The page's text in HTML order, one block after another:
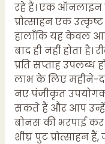
रहे हैं। एक ऑनलाइन
प्रोत्साहन एक
हालाँकि यह केवल
बाद ही नहीं होता है।
प्रति सप्ताह उपलब्ध
लाभ के लिए महीने-
नए पंजीकृत
सकते हैं और आप
बोनस की भरपाई
शीघ्र पुट